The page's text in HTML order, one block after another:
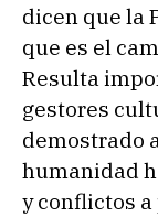
dicen que la
que es el
Resulta
gestores
demostrado
humanidad
y conflictos